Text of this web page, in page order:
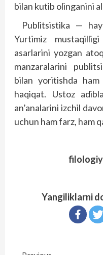
bilan kutib olinganini
Publitsistika —
Yurtimiz
asarlarini yozgan
manzaralarini
bilan yoritishda ham
haqiqat. Ustoz
an’analarini izchil
uchun ham farz, ham
Yangiliklarni